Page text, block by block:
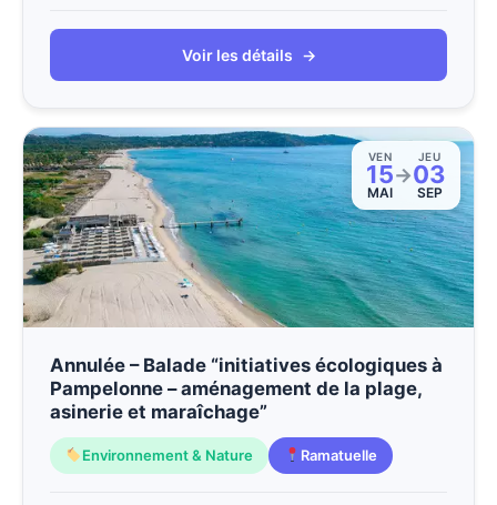
Voir les détails →
VEN
15
MAI
→
JEU
03
SEP
Annulée – Balade “initiatives écologiques à
Pampelonne – aménagement de la plage,
asinerie et maraîchage”
Environnement & Nature Ramatuelle